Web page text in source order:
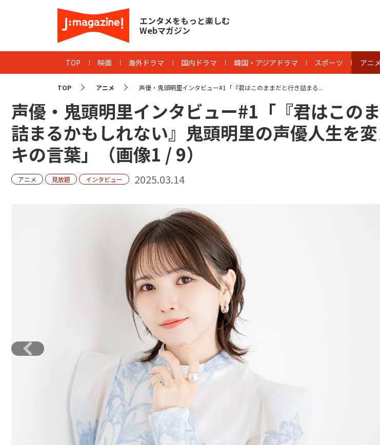
エンタメをもっと楽しむ
Webマガジン
TOP 映画 海外ドラマ 国内ドラマ 韓国・アジアドラマ スポーツ アニメ
TOP アニメ 声優・鬼頭明里インタビュー#1「『君はこのままだと行き詰まる...
声優・鬼頭明里インタビュー#1「『君はこの
詰まるかもしれない』鬼頭明里の声優人生を
キの言葉」（画像1 / 9）
アニメ 見放題 インタビュー 2025.03.14